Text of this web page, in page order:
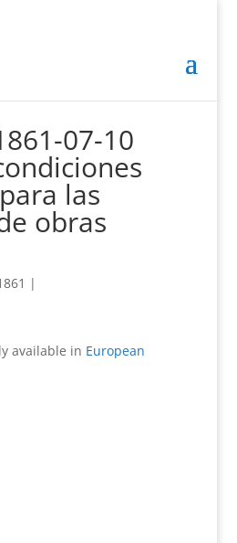
07-10
las
obras
|
available in European